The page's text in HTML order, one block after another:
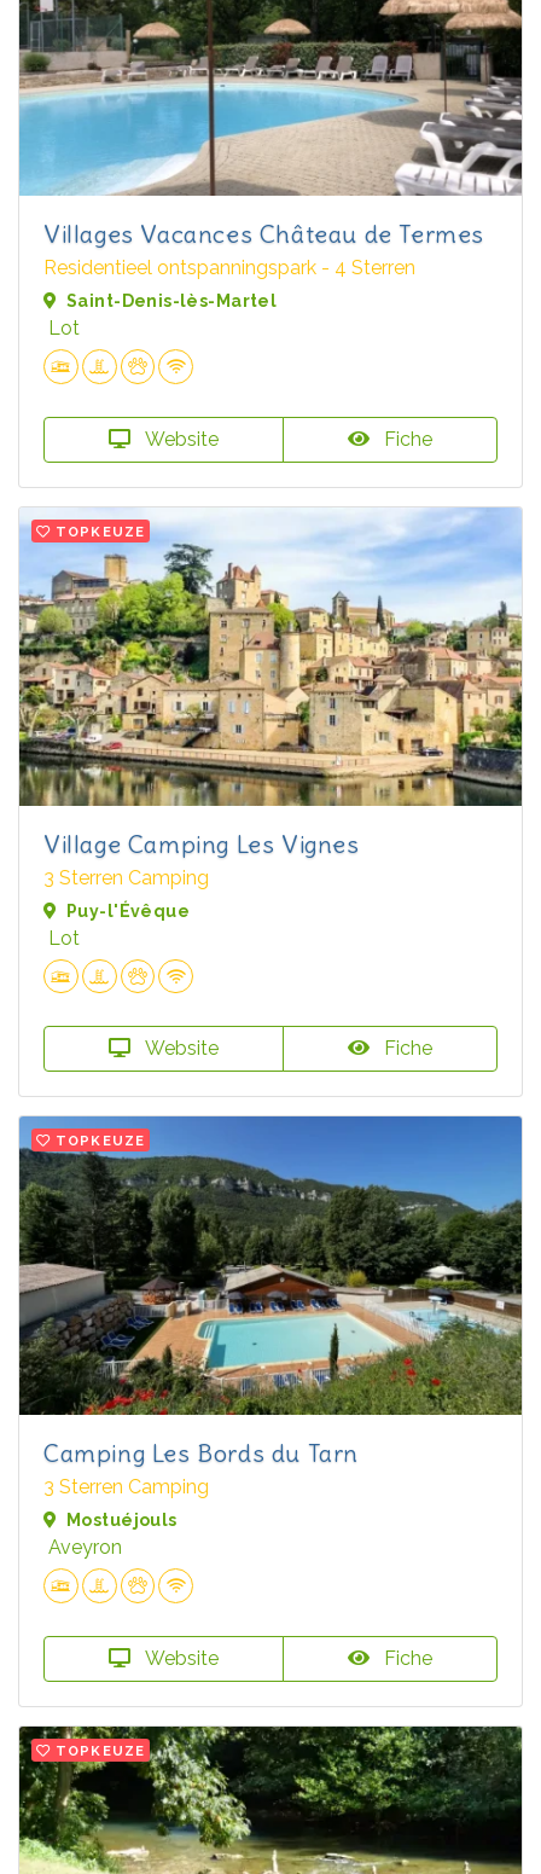
Villages Vacances Château de Termes
Residentieel ontspanningspark - 4 Sterren
Saint-Denis-lès-Martel
Lot
Website Fiche
TOPKEUZE
Village Camping Les Vignes
3 Sterren Camping
Puy-l'Évêque
Lot
Website Fiche
TOPKEUZE
Camping Les Bords du Tarn
3 Sterren Camping
Mostuéjouls
Aveyron
Website Fiche
TOPKEUZE